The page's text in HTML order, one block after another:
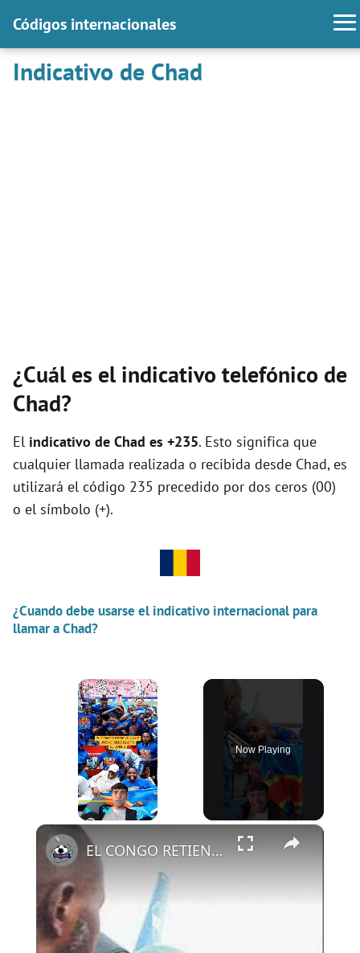
Códigos internacionales
Indicativo de Chad
¿Cuál es el indicativo telefónico de
Chad?
El indicativo de Chad es +235. Esto significa que
cualquier llamada realizada o recibida desde Chad, es
utilizará el código 235 precedido por dos ceros (00)
o el símbolo (+).
¿Cuando debe usarse el indicativo internacional para
llamar a Chad?
×
Now Playing
×
EL CONGO RETIENE A SUS JUGADORES HASTA EL LUNES